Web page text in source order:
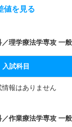
値を見る
／理学療法学専攻 一
入試科目
報はありません
／作業療法学専攻 一